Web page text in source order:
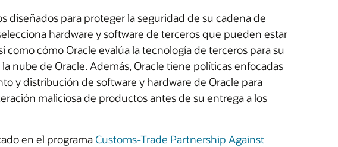
diseñados para proteger la seguridad de su cadena de
hardware y software de terceros que pueden estar
como cómo Oracle evalúa la tecnología de terceros para su
nube de Oracle. Además, Oracle tiene políticas enfocadas
y distribución de software y hardware de Oracle para
maliciosa de productos antes de su entrega a los
en el programa Customs-Trade Partnership Against